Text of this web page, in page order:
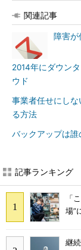
関連記事
障害が
2014年にダウン
ウド
事業者任せにし
る方法
バックアップは
記事ランキング
「
場”
継